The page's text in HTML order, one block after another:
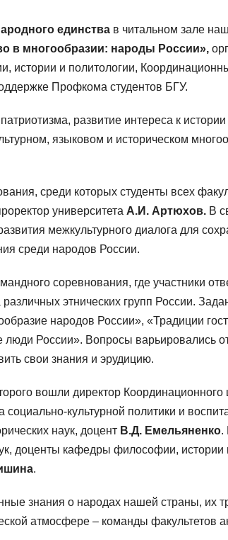
единства в читальном зале
в многообразии: народы России»,
истории и политологии,
Профкома студентов БГУ.
развитие интереса к
языковом и историческом
среди которых студенты всех
университета А.И. Артюхов. В
межкультурного диалога для
среди народов России.
соревнования, где участники
этнических групп России.
народов России», «Традиции
люди России». Вопросы варьировались
свои знания и эрудицию.
вошли директор Координационного
социально-культурной политики и
наук, доцент В.Д. Емельяненко.
доценты кафедры философии, истории
.
знания о народах нашей страны, их
атмосфере – команды факультетов